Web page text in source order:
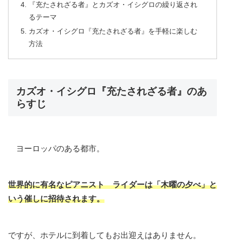
『充たされざる者』とカズオ・イシグロの繰り返され
るテーマ
カズオ・イシグロ『充たされざる者』を手軽に楽しむ
方法
カズオ・イシグロ『充たされざる者』のあ
らすじ
ヨーロッパのある都市。
世界的に有名なピアニスト ライダーは「木曜の夕べ」と
いう催しに招待されます。
ですが、ホテルに到着してもお出迎えはありません。